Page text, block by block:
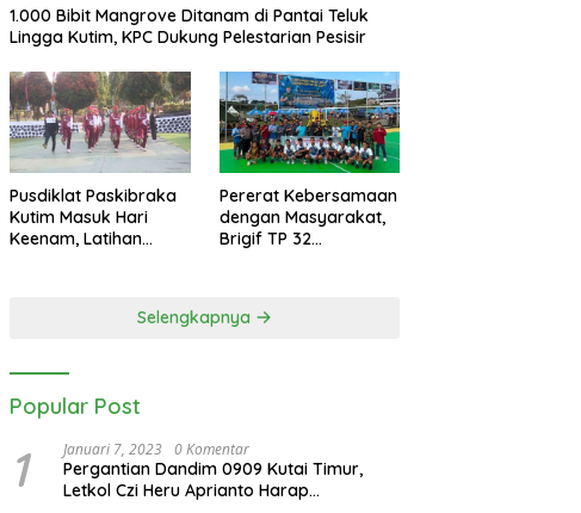
1.000 Bibit Mangrove Ditanam di Pantai Teluk
Lingga Kutim, KPC Dukung Pelestarian Pesisir
Pusdiklat Paskibraka
Kutim Masuk Hari
Keenam, Latihan
Pererat Kebersamaan
dengan Masyarakat,
Brigif TP 32
Selengkapnya
Popular Post
1 Januari 7, 2023 0 Komentar
Pergantian Dandim 0909 Kutai Timur,
Letkol Czi Heru Aprianto Harap